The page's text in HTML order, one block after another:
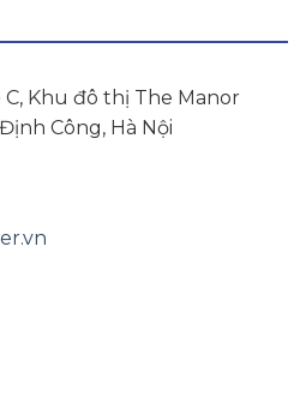
C, Khu đô thị The Manor
Công, Hà Nội